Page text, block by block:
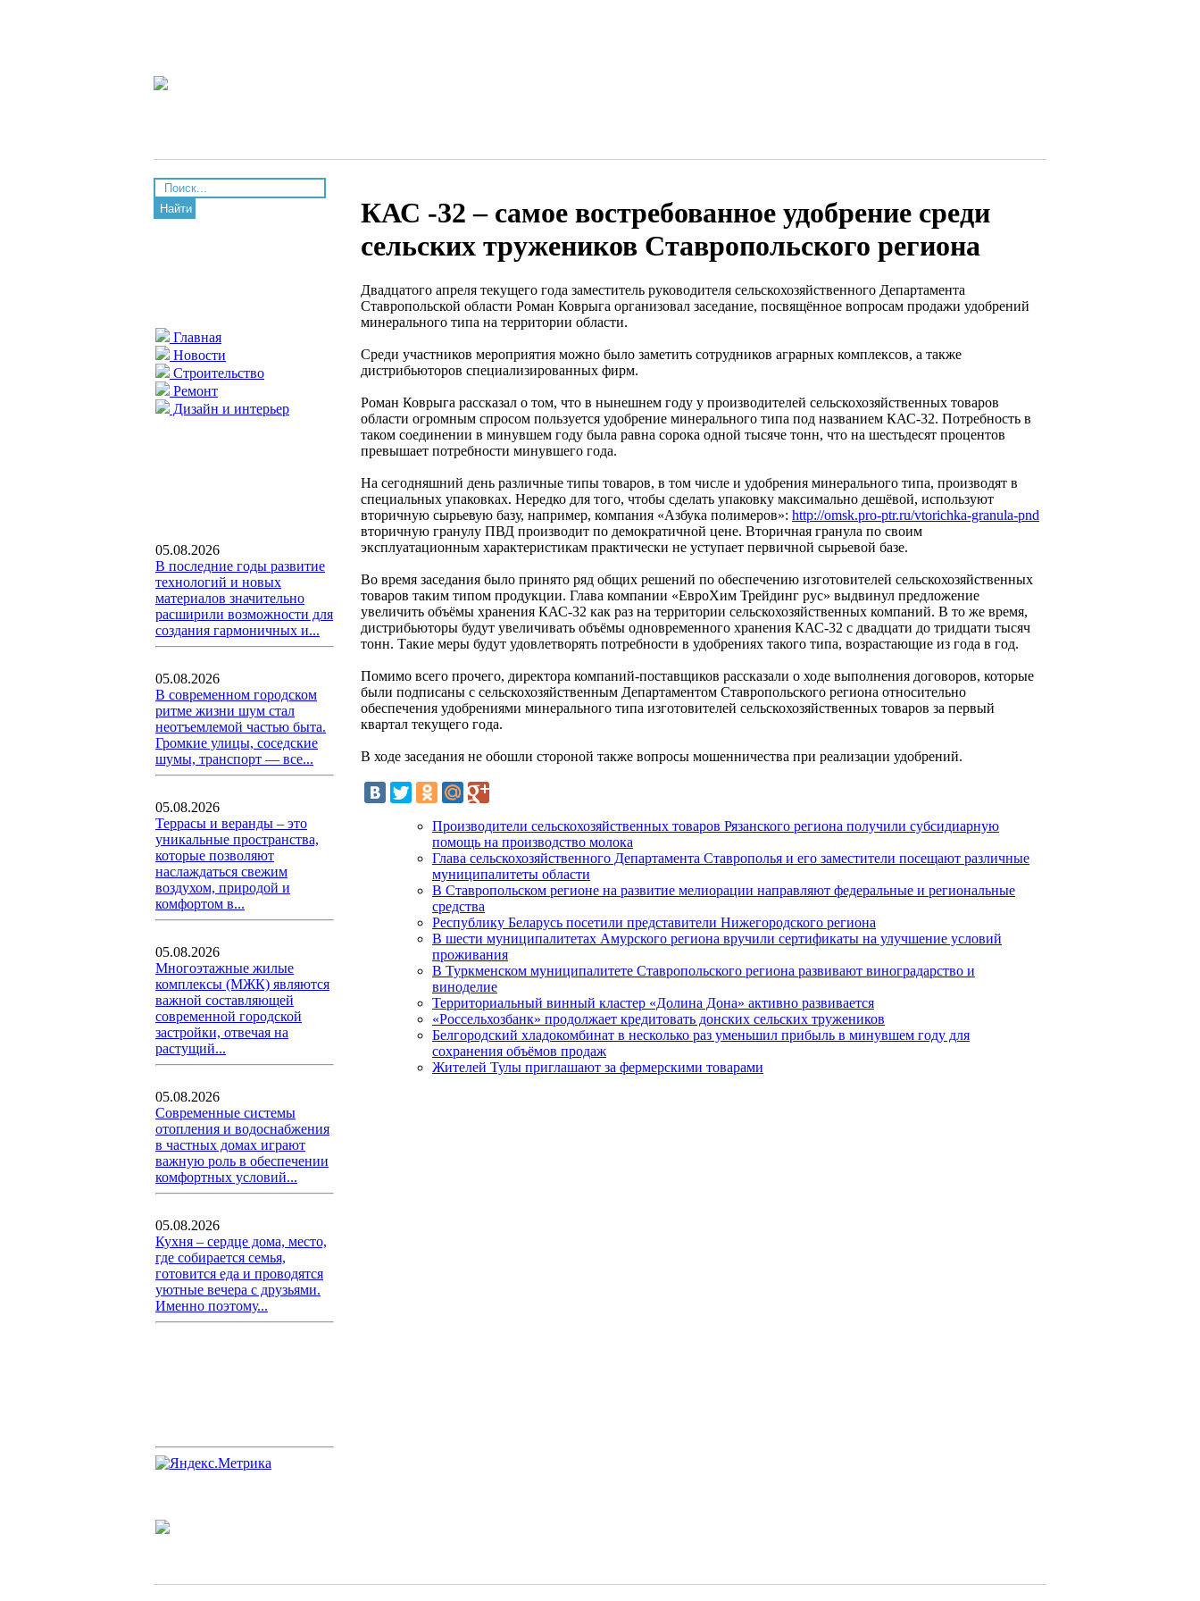
Найти
Главная
Новости
Строительство
Ремонт
Дизайн и интерьер
05.08.2026
В последние годы развитие
технологий и новых
материалов значительно
расширили возможности для
создания гармоничных и...
05.08.2026
В современном городском
ритме жизни шум стал
неотъемлемой частью быта.
Громкие улицы, соседские
шумы, транспорт — все...
05.08.2026
Террасы и веранды – это
уникальные пространства,
которые позволяют
наслаждаться свежим
воздухом, природой и
комфортом в...
05.08.2026
Многоэтажные жилые
комплексы (МЖК) являются
важной составляющей
современной городской
застройки, отвечая на
растущий...
05.08.2026
Современные системы
отопления и водоснабжения
в частных домах играют
важную роль в обеспечении
комфортных условий...
05.08.2026
Кухня – сердце дома, место,
где собирается семья,
готовится еда и проводятся
уютные вечера с друзьями.
Именно поэтому...
КАС -32 – самое востребованное удобрение среди
сельских тружеников Ставропольского региона
Двадцатого апреля текущего года заместитель руководителя сельскохозяйственного Департамента
Ставропольской области Роман Коврыга организовал заседание, посвящённое вопросам продажи удобрений
минерального типа на территории области.
Среди участников мероприятия можно было заметить сотрудников аграрных комплексов, а также
дистрибьюторов специализированных фирм.
Роман Коврыга рассказал о том, что в нынешнем году у производителей сельскохозяйственных товаров
области огромным спросом пользуется удобрение минерального типа под названием КАС-32. Потребность в
таком соединении в минувшем году была равна сорока одной тысяче тонн, что на шестьдесят процентов
превышает потребности минувшего года.
На сегодняшний день различные типы товаров, в том числе и удобрения минерального типа, производят в
специальных упаковках. Нередко для того, чтобы сделать упаковку максимально дешёвой, используют
вторичную сырьевую базу, например, компания «Азбука полимеров»: http://omsk.pro-ptr.ru/vtorichka-granula-pnd
вторичную гранулу ПВД производит по демократичной цене. Вторичная гранула по своим
эксплуатационным характеристикам практически не уступает первичной сырьевой базе.
Во время заседания было принято ряд общих решений по обеспечению изготовителей сельскохозяйственных
товаров таким типом продукции. Глава компании «ЕвроХим Трейдинг рус» выдвинул предложение
увеличить объёмы хранения КАС-32 как раз на территории сельскохозяйственных компаний. В то же время,
дистрибьюторы будут увеличивать объёмы одновременного хранения КАС-32 с двадцати до тридцати тысяч
тонн. Такие меры будут удовлетворять потребности в удобрениях такого типа, возрастающие из года в год.
Помимо всего прочего, директора компаний-поставщиков рассказали о ходе выполнения договоров, которые
были подписаны с сельскохозяйственным Департаментом Ставропольского региона относительно
обеспечения удобрениями минерального типа изготовителей сельскохозяйственных товаров за первый
квартал текущего года.
В ходе заседания не обошли стороной также вопросы мошенничества при реализации удобрений.
Производители сельскохозяйственных товаров Рязанского региона получили субсидиарную
помощь на производство молока
Глава сельскохозяйственного Департамента Ставрополья и его заместители посещают различные
муниципалитеты области
В Ставропольском регионе на развитие мелиорации направляют федеральные и региональные
средства
Республику Беларусь посетили представители Нижегородского региона
В шести муниципалитетах Амурского региона вручили сертификаты на улучшение условий
проживания
В Туркменском муниципалитете Ставропольского региона развивают виноградарство и
виноделие
Территориальный винный кластер «Долина Дона» активно развивается
«Россельхозбанк» продолжает кредитовать донских сельских тружеников
Белгородский хладокомбинат в несколько раз уменьшил прибыль в минувшем году для
сохранения объёмов продаж
Жителей Тулы приглашают за фермерскими товарами